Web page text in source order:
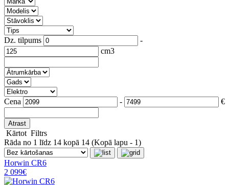
Dz. tilpums
-
cm3
Cena - €
Atrast
Kārtot Filtrs
Rāda no 1 līdz 14 kopā 14 (Kopā lapu - 1)
Horwin CR6
2 099€